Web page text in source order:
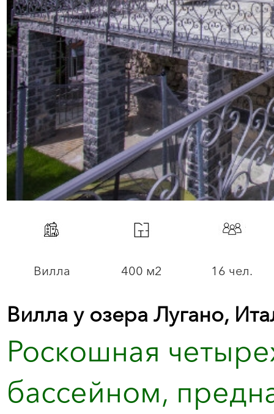
Вилла 400 м2 16 чел.
Вилла у озера Лугано,
Роскошная
бассейном,